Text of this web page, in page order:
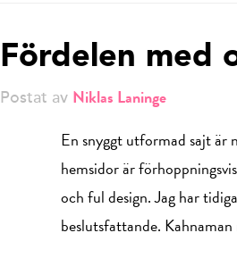
Fördelen med
Postat av Niklas Laninge
En snyggt utformad sajt är
hemsidor är
och ful design. Jag har
beslutsfattande.